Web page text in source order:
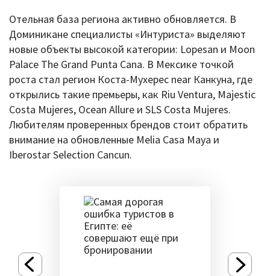
Отельная база региона активно обновляется. В
Доминикане специалисты «Интуриста» выделяют
новые объекты высокой категории: Lopesan и Moon
Palace The Grand Punta Cana. В Мексике точкой
роста стал регион Коста-Мухерес near Канкуна, где
открылись такие премьеры, как Riu Ventura, Majestic
Costa Mujeres, Ocean Allure и SLS Costa Mujeres.
Любителям проверенных брендов стоит обратить
внимание на обновленные Melia Casa Maya и
Iberostar Selection Cancun.